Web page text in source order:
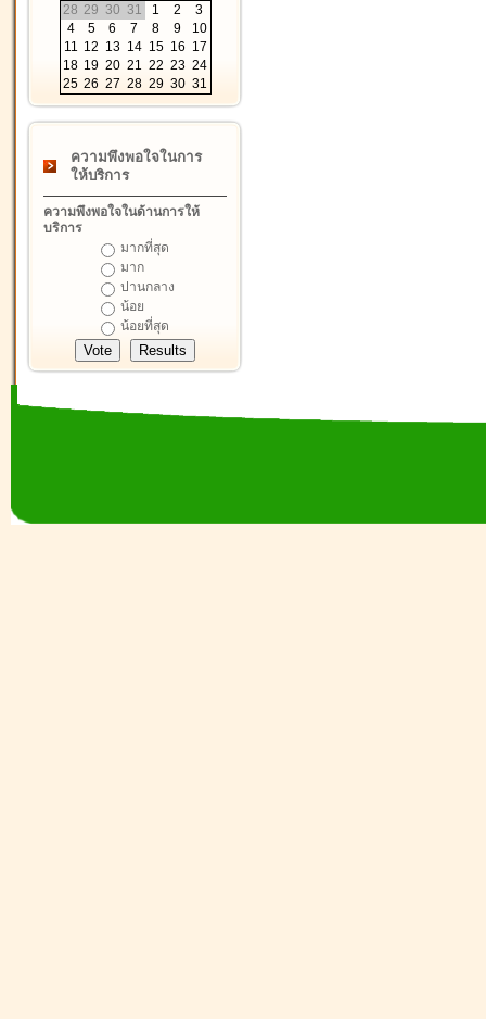
28 29 30 31 1 2
3
4
5 6 7 8 9
10
11 12 13 14 15 16 17
18 19 20 21 22 23 24
25 26 27 28 29 30 31
ความพึงพอใจในการ
ให้บริการ
ความพึงพอใจในด้านการให้
บริการ
มากที่สุด
มาก
ปานกลาง
น้อย
น้อยที่สุด